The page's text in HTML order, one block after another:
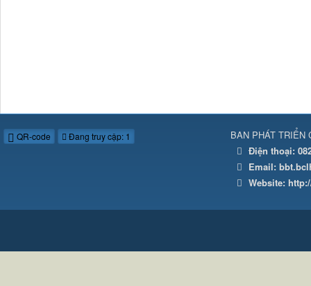
QR-code Đang truy cập: 1
BAN PHÁT TRIỂN
Điện thoại:
Email:
Website: